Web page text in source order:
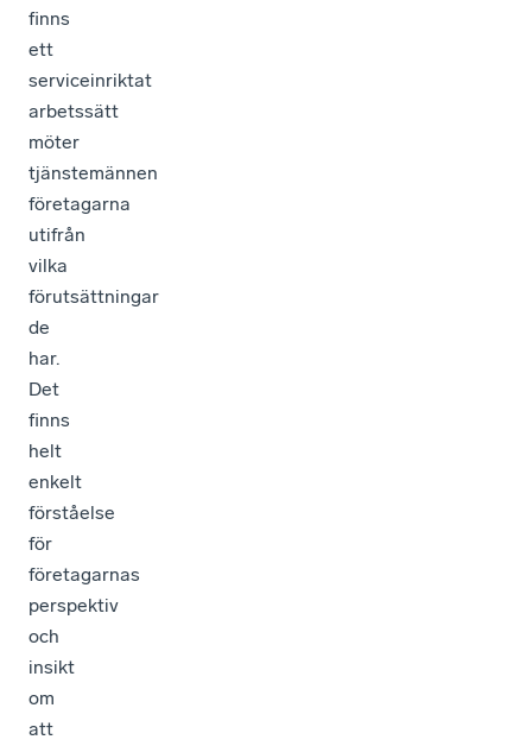
finns
ett
serviceinriktat
arbetssätt
möter
tjänstemännen
företagarna
utifrån
vilka
förutsättningar
de
har.
Det
finns
helt
enkelt
förståelse
för
företagarnas
perspektiv
och
insikt
om
att